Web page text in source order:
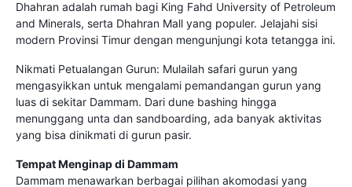
Dhahran adalah rumah bagi King Fahd University of Petroleum
and Minerals, serta Dhahran Mall yang populer. Jelajahi sisi
modern Provinsi Timur dengan mengunjungi kota tetangga ini.
Nikmati Petualangan Gurun: Mulailah safari gurun yang
mengasyikkan untuk mengalami pemandangan gurun yang
luas di sekitar Dammam. Dari dune bashing hingga
menunggang unta dan sandboarding, ada banyak aktivitas
yang bisa dinikmati di gurun pasir.
Tempat Menginap di Dammam
Dammam menawarkan berbagai pilihan akomodasi yang